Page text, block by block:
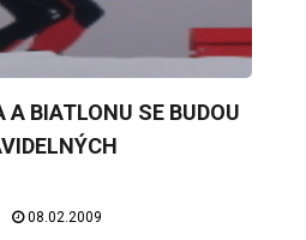
BIATLONU SE BUDOU
08.02.2009